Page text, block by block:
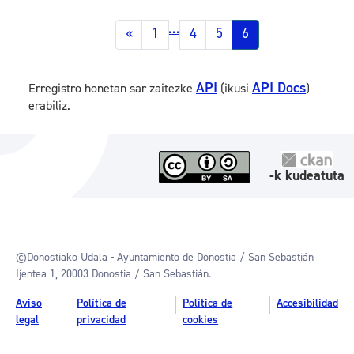
« 1 ... 4 5 6
Erregistro honetan sar zaitezke API (ikusi API Docs)
erabiliz.
-k kudeatuta
©Donostiako Udala - Ayuntamiento de Donostia / San Sebastián
Ijentea 1, 20003 Donostia / San Sebastián.
Aviso
legal
Política de
privacidad
Política de
cookies
Accesibilidad